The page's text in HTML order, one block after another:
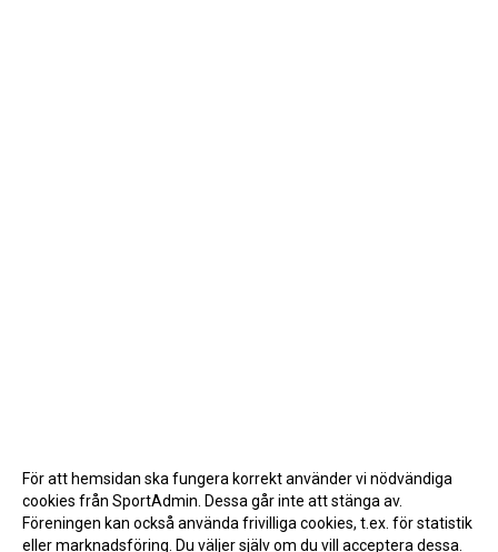
För att hemsidan ska fungera korrekt använder vi nödvändiga
cookies från SportAdmin. Dessa går inte att stänga av.
Föreningen kan också använda frivilliga cookies, t.ex. för statistik
eller marknadsföring. Du väljer själv om du vill acceptera dessa.